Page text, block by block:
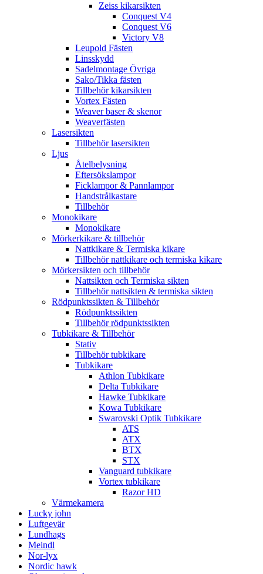
Zeiss kikarsikten
Conquest V4
Conquest V6
Victory V8
Leupold Fästen
Linsskydd
Sadelmontage Övriga
Sako/Tikka fästen
Tillbehör kikarsikten
Vortex Fästen
Weaver baser & skenor
Weaverfästen
Lasersikten
Tillbehör lasersikten
Ljus
Åtelbelysning
Eftersökslampor
Ficklampor & Pannlampor
Handstrålkastare
Tillbehör
Monokikare
Monokikare
Mörkerkikare & tillbehör
Nattkikare & Termiska kikare
Tillbehör nattkikare och termiska kikare
Mörkersikten och tillbehör
Nattsikten och Termiska sikten
Tillbehör nattsikten & termiska sikten
Rödpunktssikten & Tillbehör
Rödpunktssikten
Tillbehör rödpunktssikten
Tubkikare & Tillbehör
Stativ
Tillbehör tubkikare
Tubkikare
Athlon Tubkikare
Delta Tubkikare
Hawke Tubkikare
Kowa Tubkikare
Swarovski Optik Tubkikare
ATS
ATX
BTX
STX
Vanguard tubkikare
Vortex tubkikare
Razor HD
Värmekamera
Lucky john
Luftgevär
Lundhags
Meindl
Nor-lyx
Nordic hawk